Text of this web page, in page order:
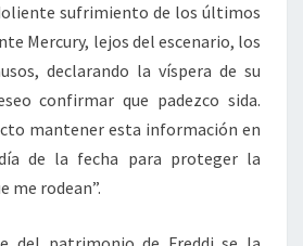
sufrimiento de los últimos
Mercury, lejos del escenario, los
declarando la víspera de su
confirmar que padezco sida.
mantener esta información en
de la fecha para proteger la
me rodean”.